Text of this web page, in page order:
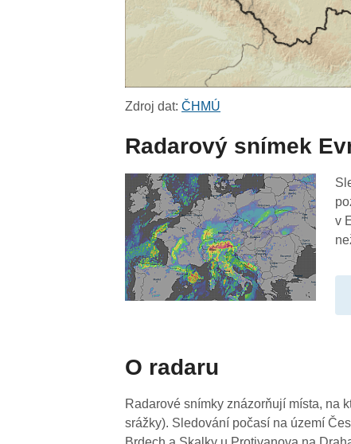
Zdroj dat:ČHMÚ
Radarový snímek
v
O radaru
Radarové snímky znázorňují místa, na
srážky). Sledování počasí na území